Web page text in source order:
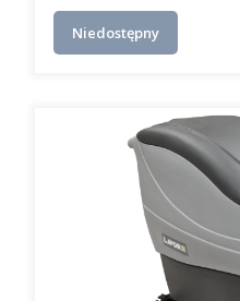
Niedostępny